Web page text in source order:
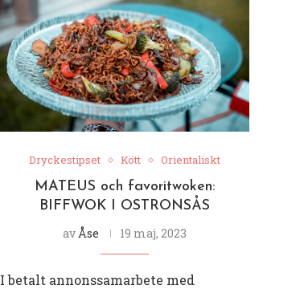
Dryckestipset Kött Orientaliskt
MATEUS och favoritwoken:
BIFFWOK I OSTRONSÅS
avÅse 19 maj, 2023
I betalt annonssamarbete med